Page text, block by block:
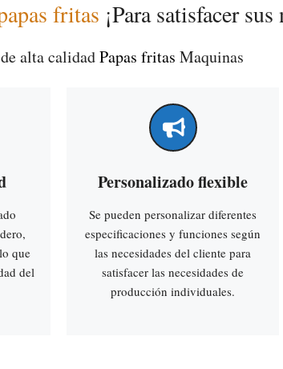
fritas ¡Para satisfacer
alta calidadPapas fritas Maquinas
que
del
Personalizado flexible
Se pueden personalizar diferentes
especificaciones y funciones según
las necesidades del cliente para
satisfacer las necesidades de
producción individuales.